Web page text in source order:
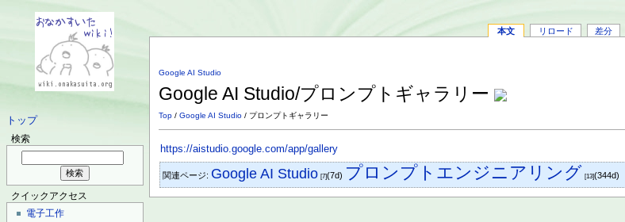
トップ
検索
クイックアクセス
電子工作
本文 リロード 差分
Google AI Studio
Google AI Studio/プロンプトギャラリー
Top /Google AI Studio / プロンプトギャラリー
https://aistudio.google.com/app/gallery
関連ページ: Google AI Studio [7](7d) プロンプトエンジニアリング [13](344d)